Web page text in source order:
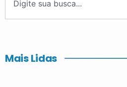
Mais Lidas